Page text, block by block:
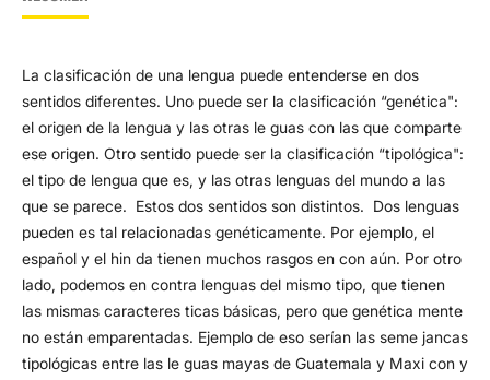
La clasificación de una lengua puede entenderse en dos
sentidos diferentes. Uno puede ser la clasificación “genética":
el ori­gen de la lengua y las otras le guas con las que comparte
ese origen. Otro sentido puede ser la clasificación “tipológica":
el tipo de lengua que es, y las otras lenguas del mundo a las
que se parece. Estos dos sentidos son distintos. Dos lenguas
pueden es tal relacionadas genéticamente. Por ejemplo, el
español y el hin­ da tienen muchos rasgos en con aún. Por otro
lado, podemos en contra lenguas del mismo tipo, que tienen
las mismas caracteres­ ticas básicas, pero que genética­ mente
no están emparentadas. Ejemplo de eso serían las seme­ jancas
tipológicas entre las le guas mayas de Guatemala y Maxi­ con y